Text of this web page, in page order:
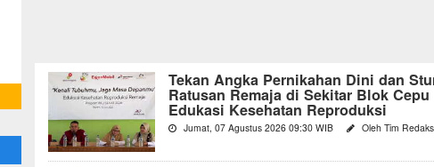
Tekan Angka Pernikahan Dini dan
Ratusan Remaja di Sekitar Blok
Edukasi Kesehatan Reproduksi
Jumat, 07 Agustus 2026 09:30 WIB Oleh Tim